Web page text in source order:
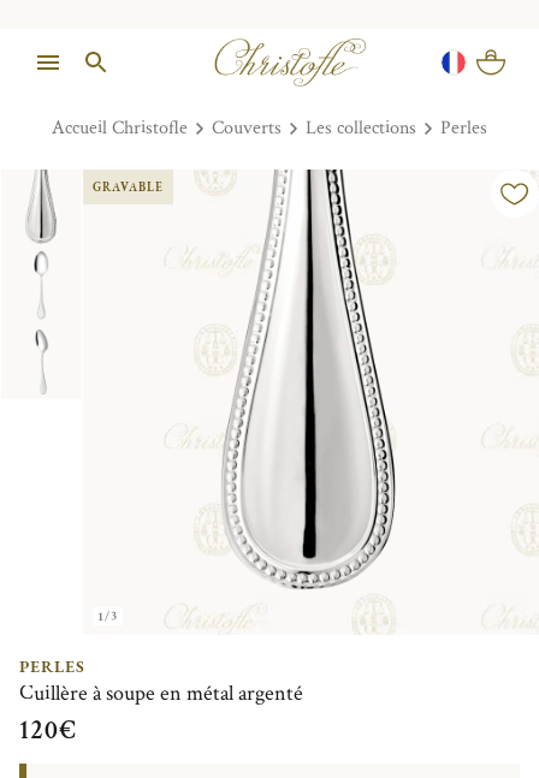
Accueil Christofle Couverts Les collections Perles
1/3
GRAVABLE
PERLES
Cuillère à soupe en métal argenté
120€